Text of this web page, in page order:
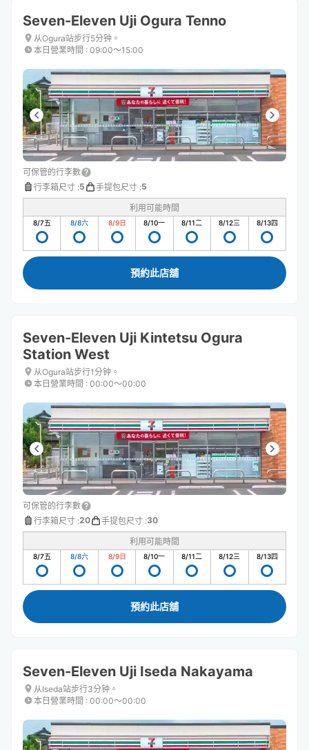
Seven-Eleven Uji Ogura Tenno
从Ogura站步行5分钟。
本日營業時間 : 09:00〜15:00
可保管的行李數
行李箱尺寸 :5 手提包尺寸 :5
利用可能時間
8/7五 8/8六 8/9日 8/10一 8/11二 8/12三 8/13四
預約此店舖
Seven-Eleven Uji Kintetsu Ogura
Station West
从Ogura站步行1分钟。
本日營業時間 : 00:00〜00:00
可保管的行李數
行李箱尺寸 :20 手提包尺寸 :30
利用可能時間
8/7五 8/8六 8/9日 8/10一 8/11二 8/12三 8/13四
預約此店舖
Seven-Eleven Uji Iseda Nakayama
从Iseda站步行3分钟。
本日營業時間 : 00:00〜00:00